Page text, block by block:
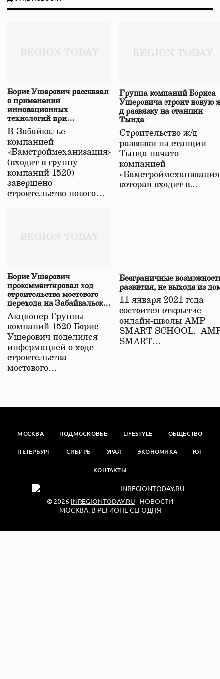
Борис Ушерович рассказал
о применении
инновационных
технологий при
строительстве нового моста
в Забайкалье
В Забайкалье
компанией
«Бамстроймеханизация»
(входит в группу
компаний 1520)
завершено
строительство нового…
Группа компаний Бориса
Ушеровича строит новую
д развязку на станции
Тында
Строительство ж/д
развязки на станции
Тында начато
компанией
которая входит в…
Борис Ушерович
прокомментировал ход
строительства мостового
перехода на Забайкальской
железной дороге
Акционер Группы
компаний 1520 Борис
Ушерович поделился
информацией о ходе
строительства
мостового…
Безграничные
развития, не выходя из
11 января 2021 года
состоится открытие
онлайн-школы АМР
SMART SCHOOL.
SMART…
МОСКВА ПОДМОСКОВЬЕ LIFESTYLE ОБЩЕСТВО
ПЕТЕРБУРГ СИБИРЬ УРАЛ ЭКОНОМИКА ЮГ
КОНТАКТЫ
© 2026 INREGIONTODAY.RU - НОВОСТИ
МОСКВА. В РЕГИОНЕ СЕГОДНЯ